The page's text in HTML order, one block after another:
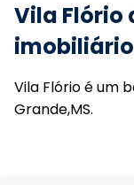
Vila Flório
imobiliário
Vila Flório é um
Grande,MS.